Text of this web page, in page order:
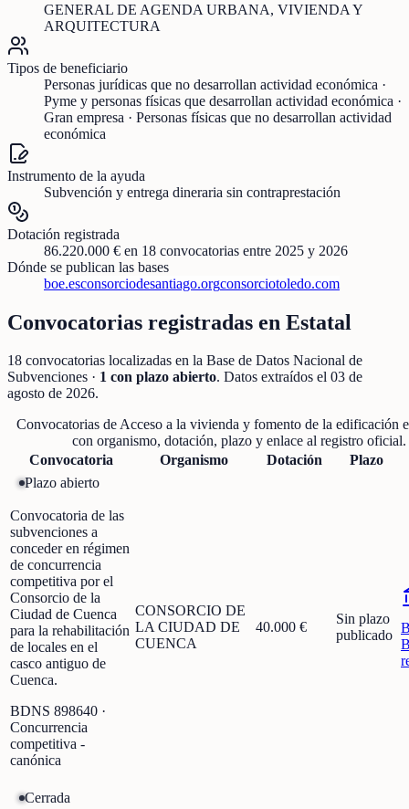
GENERAL DE AGENDA URBANA, VIVIENDA Y
ARQUITECTURA
Tipos de beneficiario
Personas jurídicas que no desarrollan actividad económica ·
Pyme y personas físicas que desarrollan actividad económica ·
Gran empresa · Personas físicas que no desarrollan actividad
económica
Instrumento de la ayuda
Subvención y entrega dineraria sin contraprestación
Dotación registrada
86.220.000 € en 18 convocatorias entre 2025 y 2026
Dónde se publican las bases
boe.esconsorciodesantiago.orgconsorciotoledo.com
Convocatorias registradas en Estatal
18 convocatorias localizadas en la Base de Datos Nacional de
Subvenciones · 1 con plazo abierto. Datos extraídos el 03 de
agosto de 2026.
Convocatorias deAcceso a la vivienda y fomento de la edificación
con organismo, dotación, plazo y enlace al registro oficial.
Convocatoria
Organismo Dotación
Plazo
Plazo abierto
Convocatoria de las
subvenciones a
conceder en régimen
de concurrencia
competitiva por el
Consorcio de la
Ciudad de Cuenca
para la rehabilitación
de locales en el
casco antiguo de
Cuenca.
BDNS 898640 ·
Concurrencia
competitiva -
canónica
CONSORCIO DE
LA CIUDAD DE
CUENCA
40.000 €
Sin plazo
publicado
Cerrada